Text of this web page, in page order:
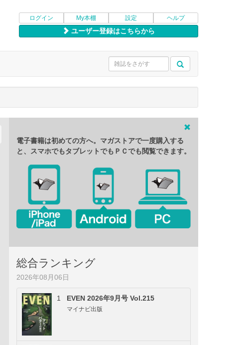
ログイン My本棚 設定 ヘルプ
ユーザー登録はこちらから
電子書籍は初めての方へ。マガストアで一度購入する
と、スマホでもタブレットでもＰＣでも閲覧できます。
総合ランキング
2026年08月06日
1 EVEN 2026年9月号 Vol.215
マイナビ出版